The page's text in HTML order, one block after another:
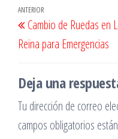
Navegación
de
entradas
Entrada
anterior
ANTERIOR
Cambio de Ruedas en
Reina para Emergencias
Deja una
Tu dirección de correo
campos obligatorios